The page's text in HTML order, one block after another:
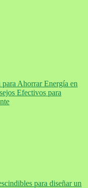
Ahorrar Energía en
Efectivos para
para diseñar un